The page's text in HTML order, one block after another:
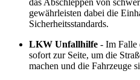
gewährleisten dabei die
Sicherheitsstandards.
LKW Unfallhilfe - Im Falle
sofort zur Seite, um die
machen und die Fahrzeuge